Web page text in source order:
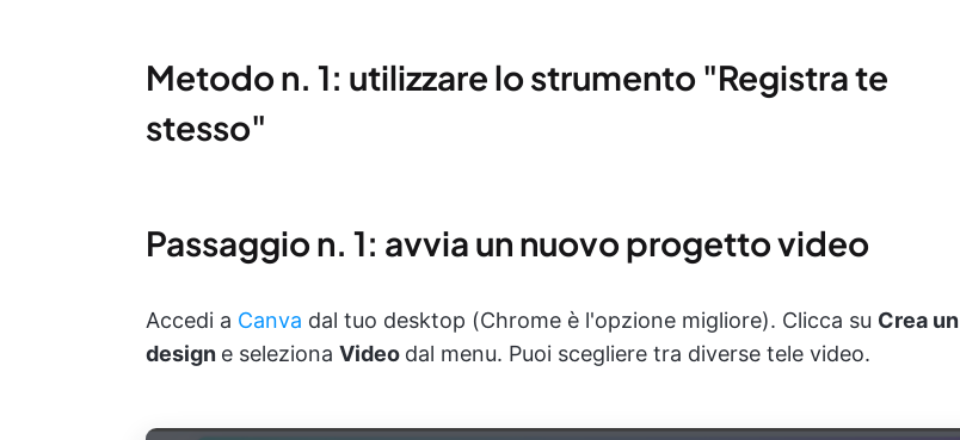
Metodo n. 1: utilizzare lo strumento "Registra te
stesso"
Passaggio n. 1: avvia un nuovo progetto video
Accedi a Canva dal tuo desktop (Chrome è l'opzione migliore). Clicca su Crea un
design e seleziona Video dal menu. Puoi scegliere tra diverse tele video.